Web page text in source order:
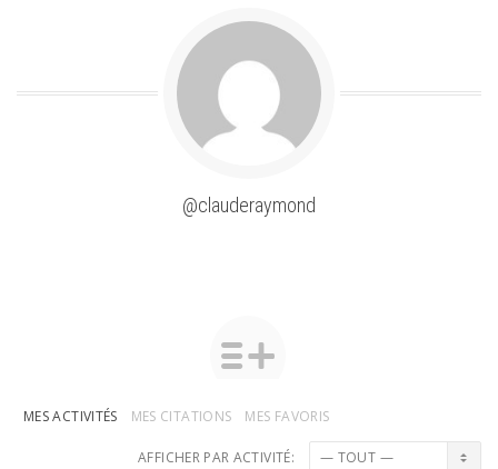
@clauderaymond
MES ACTIVITÉS MES CITATIONS MES FAVORIS
AFFICHER PAR ACTIVITÉ: